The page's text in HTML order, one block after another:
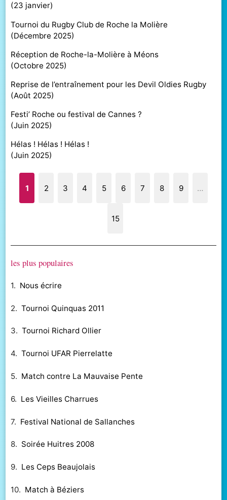
(23 janvier)
Tournoi du Rugby Club de Roche la Molière
(Décembre 2025)
Réception de Roche-la-Molière à Méons
(Octobre 2025)
Reprise de l’entraînement pour les Devil Oldies Rugby
(Août 2025)
Festi’ Roche ou festival de Cannes ?
(Juin 2025)
Hélas ! Hélas ! Hélas !
(Juin 2025)
1 2 3 4 5 6 7 8 9 …
15
les plus populaires
1. Nous écrire
2.Tournoi Quinquas 2011
3.Tournoi Richard Ollier
4.Tournoi UFAR Pierrelatte
5. Match contre La Mauvaise Pente
6. Les Vieilles Charrues
7. Festival National de Sallanches
8. Soirée Huitres 2008
9. Les Ceps Beaujolais
10. Match à Béziers